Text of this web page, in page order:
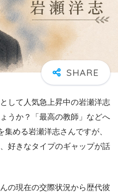
して人気急上昇中の岩瀬洋志
うか？「最高の教師」などへ
める岩瀬洋志さんですが、
好きなタイプのギャップが話
の現在の交際状況から歴代彼